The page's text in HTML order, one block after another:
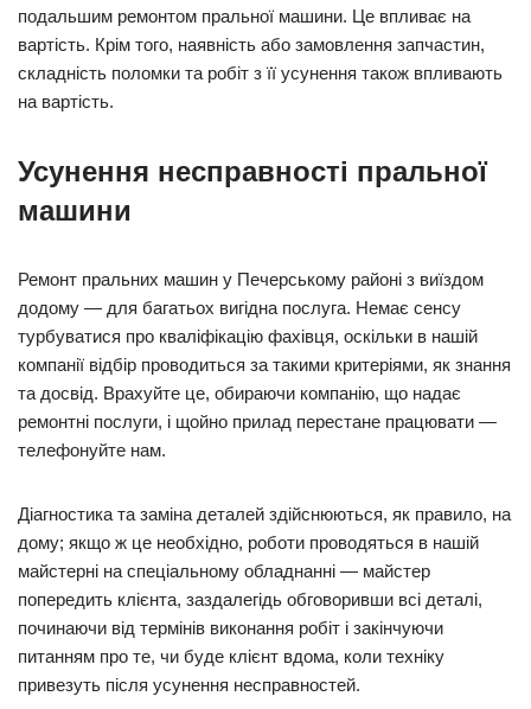
подальшим ремонтом пральної машини. Це впливає на
вартість. Крім того, наявність або замовлення запчастин,
складність поломки та робіт з її усунення також впливають
на вартість.
Усунення несправності пральної
машини
Ремонт пральних машин у Печерському районі з виїздом
додому — для багатьох вигідна послуга. Немає сенсу
турбуватися про кваліфікацію фахівця, оскільки в нашій
компанії відбір проводиться за такими критеріями, як знання
та досвід. Врахуйте це, обираючи компанію, що надає
ремонтні послуги, і щойно прилад перестане працювати —
телефонуйте нам.
Діагностика та заміна деталей здійснюються, як правило, на
дому; якщо ж це необхідно, роботи проводяться в нашій
майстерні на спеціальному обладнанні — майстер
попередить клієнта, заздалегідь обговоривши всі деталі,
починаючи від термінів виконання робіт і закінчуючи
питанням про те, чи буде клієнт вдома, коли техніку
привезуть після усунення несправностей.